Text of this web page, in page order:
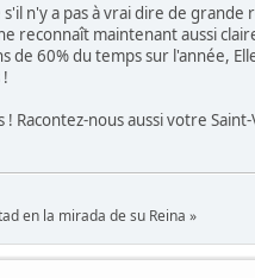
n'y a pas à vrai dire de
reconnaît maintenant aussi
60% du temps sur l'année,
Racontez-nous aussi votre
en la mirada de su Reina »